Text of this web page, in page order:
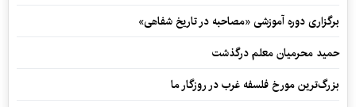
برگزاری دوره آموزشی «مصاحبه در تاریخ شفاهی»
حمید محرمیان معلم درگذشت
بزرگ‌ترین مورخ فلسفه غرب در روزگار ما